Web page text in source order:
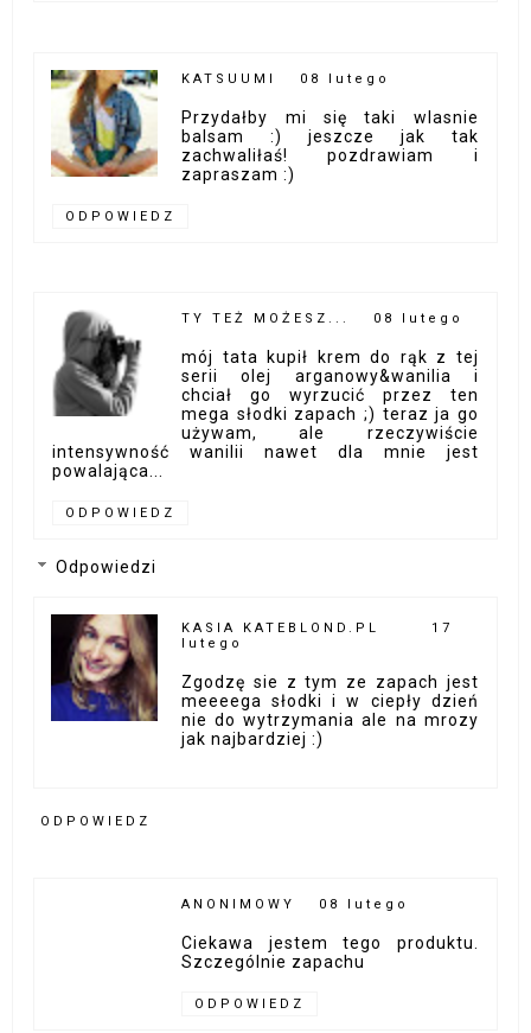
KATSUUMI 08 lutego
Przydałby mi się taki wlasnie
balsam :) jeszcze jak tak
zachwaliłaś! pozdrawiam i
zapraszam :)
ODPOWIEDZ
TY TEŻ MOŻESZ... 08 lutego
mój tata kupił krem do rąk z tej
serii olej arganowy&wanilia i
chciał go wyrzucić przez ten
mega słodki zapach ;) teraz ja go
używam, ale rzeczywiście
intensywność wanilii nawet dla mnie jest
powalająca...
ODPOWIEDZ
Odpowiedzi
KASIA KATEBLOND.PL
17
lutego
Zgodzę sie z tym ze zapach jest
meeeega słodki i w ciepły dzień
nie do wytrzymania ale na mrozy
jak najbardziej :)
ODPOWIEDZ
ANONIMOWY 08 lutego
Ciekawa jestem tego produktu.
Szczególnie zapachu
ODPOWIEDZ